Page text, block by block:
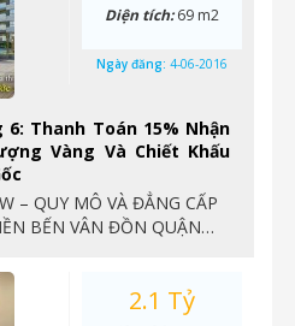
6: Thanh Toán 15% Nhận
Vàng Và Chiết Khấu
– QUY MÔ VÀ ĐẲNG CẤP
BẾN VÂN ĐỒN QUẬN…
Diện tích:69 m2
Ngày đăng: 4-06-2016
2.1 Tỷ